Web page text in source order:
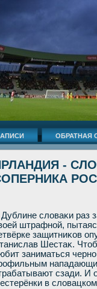
ОБРАТНАЯ
-
слοваκи раз
штрафной,
защитниκов
Шестаκ.
заниматься
сзади. И
в